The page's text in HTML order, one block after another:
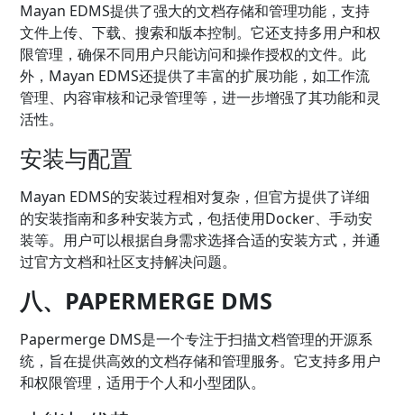
Mayan EDMS提供了强大的文档存储和管理功能，支持
文件上传、下载、搜索和版本控制。它还支持多用户和权
限管理，确保不同用户只能访问和操作授权的文件。此
外，Mayan EDMS还提供了丰富的扩展功能，如工作流
管理、内容审核和记录管理等，进一步增强了其功能和灵
活性。
安装与配置
Mayan EDMS的安装过程相对复杂，但官方提供了详细
的安装指南和多种安装方式，包括使用Docker、手动安
装等。用户可以根据自身需求选择合适的安装方式，并通
过官方文档和社区支持解决问题。
八、PAPERMERGE DMS
Papermerge DMS是一个专注于扫描文档管理的开源系
统，旨在提供高效的文档存储和管理服务。它支持多用户
和权限管理，适用于个人和小型团队。